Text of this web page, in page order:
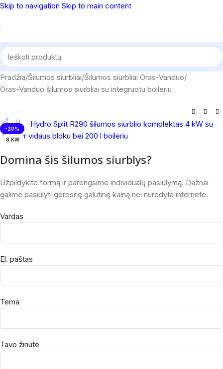
Skip to navigation Skip to main content
Pradžia/Šilumos siurbliai/Šilumos siurbliai Oras-Vanduo/
Oras-Vanduo šilumos siurbliai su integruotu boileriu
-20%
8 KW
Spustelėkite, norėdami padidinti
Domina šis šilumos siurblys?
Užpildykite formą ir parengsime individualų pasiūlymą. Dažnai
galime pasiūlyti geresnę galutinę kainą nei nurodyta internete.
Vardas
El. paštas
Tema
Tavo žinutė